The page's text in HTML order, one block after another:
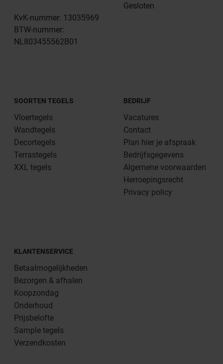
KvK-nummer: 13035969
BTW-nummer:
NL803455562B01
Gesloten
SOORTEN TEGELS
Vloertegels
Wandtegels
Decortegels
Terrastegels
XXL tegels
BEDRIJF
Vacatures
Contact
Plan hier je afspraak
Bedrijfsgegevens
Algemene voorwaarden
Herroepingsrecht
Privacy policy
KLANTENSERVICE
Betaalmogelijkheden
Bezorgen & afhalen
Koopzondag
Onderhoud
Prijsbelofte
Sample tegels
Verzendkosten